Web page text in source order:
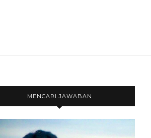
MENCARI JAWABAN